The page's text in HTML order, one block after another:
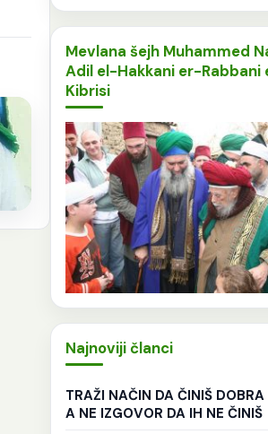
Mevlana šejh Muhammed
Adil el-Hakkani er-Rabbani
Kibrisi
Najnoviji članci
TRAŽI NAČIN DA ČINIŠ DOBRA
A NE IZGOVOR DA IH NE ČINIŠ